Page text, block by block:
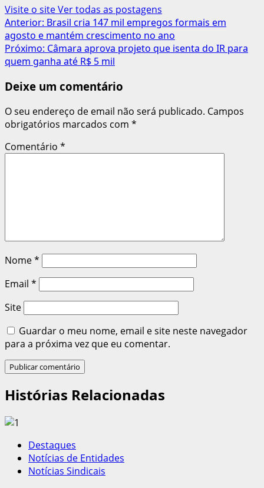
Visite o siteVer todas as postagens
Navegação
de
artigos
Anterior: Brasil cria 147 mil empregos formais em
agosto e mantém crescimento no ano
Próximo: Câmara aprova projeto que isenta do IR para
quem ganha até R$ 5 mil
Deixe um comentário
O seu endereço de email não será publicado. Campos
obrigatórios marcados com *
Comentário *
Nome*
Email *
Site
Guardar o meu nome, email e site neste navegador
para a próxima vez que eu comentar.
Histórias Relacionadas
Destaques
Notícias de Entidades
Notícias Sindicais